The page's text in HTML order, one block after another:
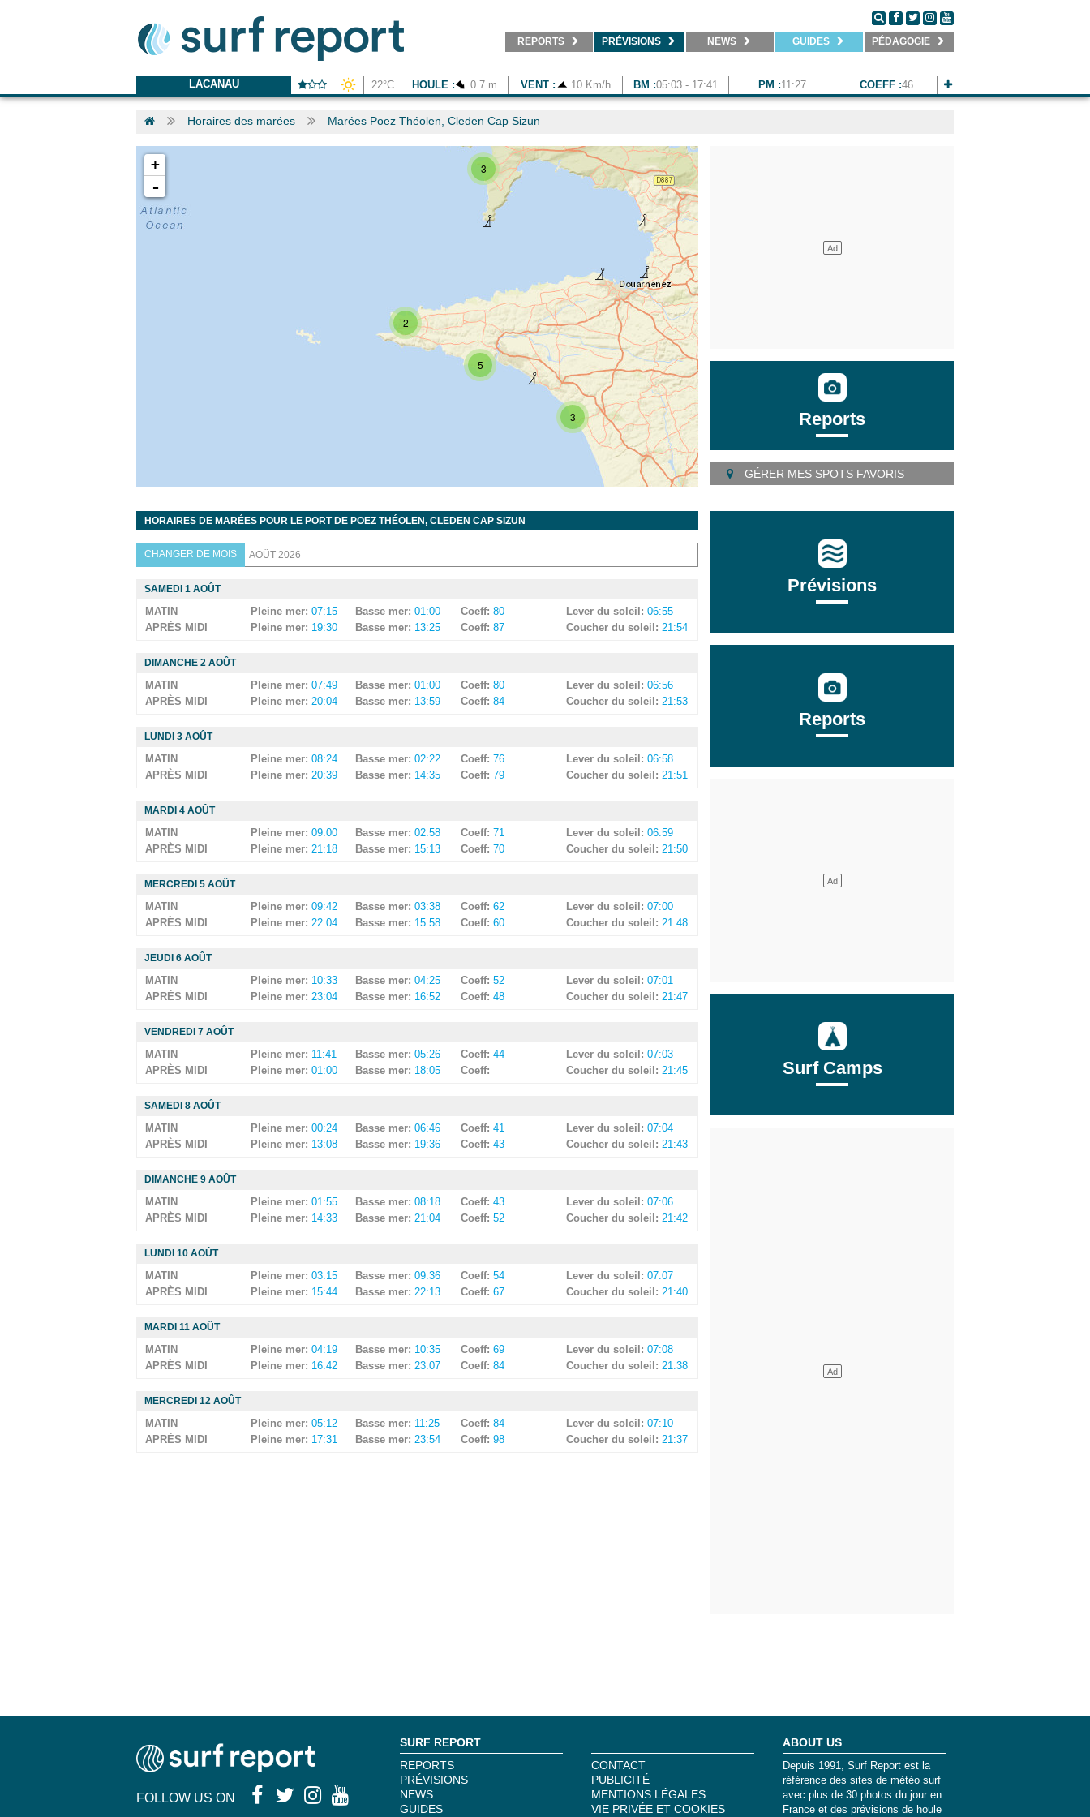
REPORTS PRÉVISIONS NEWS GUIDES PÉDAGOGIE
LACANAU 22°C HOULE : 0.7 m VENT : 10 Km/h BM :05:03 - 17:41 PM :11:27 COEFF :46
Horaires des marées Marées Poez Théolen, Cleden Cap Sizun
3
3
5
2
3
+
-
Reports
GÉRER MES SPOTS FAVORIS
HORAIRES DE MARÉES POUR LE PORT DE POEZ THÉOLEN, CLEDEN CAP SIZUN
CHANGER DE MOIS
SAMEDI 1 AOÛT
MATIN Pleine mer: 07:15 Basse mer: 01:00 Coeff: 80 Lever du soleil: 06:55
APRÈS MIDI
Pleine mer: 19:30 Basse mer: 13:25 Coeff: 87 Coucher du soleil: 21:54
DIMANCHE 2 AOÛT
MATIN Pleine mer: 07:49 Basse mer: 01:00 Coeff: 80 Lever du soleil: 06:56
APRÈS MIDI
Pleine mer: 20:04 Basse mer: 13:59 Coeff: 84 Coucher du soleil: 21:53
LUNDI 3 AOÛT
MATIN Pleine mer: 08:24 Basse mer: 02:22 Coeff: 76 Lever du soleil: 06:58
APRÈS MIDI
Pleine mer: 20:39 Basse mer: 14:35 Coeff: 79 Coucher du soleil: 21:51
MARDI 4 AOÛT
MATIN Pleine mer: 09:00 Basse mer: 02:58 Coeff: 71 Lever du soleil: 06:59
APRÈS MIDI
Pleine mer: 21:18 Basse mer: 15:13 Coeff: 70 Coucher du soleil: 21:50
MERCREDI 5 AOÛT
MATIN Pleine mer: 09:42 Basse mer: 03:38 Coeff: 62 Lever du soleil: 07:00
APRÈS MIDI
Pleine mer: 22:04 Basse mer: 15:58 Coeff: 60 Coucher du soleil: 21:48
JEUDI 6 AOÛT
MATIN Pleine mer: 10:33 Basse mer: 04:25 Coeff: 52 Lever du soleil: 07:01
APRÈS MIDI
Pleine mer: 23:04 Basse mer: 16:52 Coeff: 48 Coucher du soleil: 21:47
VENDREDI 7 AOÛT
MATIN Pleine mer: 11:41 Basse mer: 05:26 Coeff: 44 Lever du soleil: 07:03
APRÈS MIDI
Pleine mer: 01:00 Basse mer: 18:05 Coeff: Coucher du soleil: 21:45
SAMEDI 8 AOÛT
MATIN Pleine mer: 00:24 Basse mer: 06:46 Coeff: 41 Lever du soleil: 07:04
APRÈS MIDI
Pleine mer: 13:08 Basse mer: 19:36 Coeff: 43 Coucher du soleil: 21:43
DIMANCHE 9 AOÛT
MATIN Pleine mer: 01:55 Basse mer: 08:18 Coeff: 43 Lever du soleil: 07:06
APRÈS MIDI
Pleine mer: 14:33 Basse mer: 21:04 Coeff: 52 Coucher du soleil: 21:42
LUNDI 10 AOÛT
MATIN Pleine mer: 03:15 Basse mer: 09:36 Coeff: 54 Lever du soleil: 07:07
APRÈS MIDI
Pleine mer: 15:44 Basse mer: 22:13 Coeff: 67 Coucher du soleil: 21:40
MARDI 11 AOÛT
MATIN Pleine mer: 04:19 Basse mer: 10:35 Coeff: 69 Lever du soleil: 07:08
APRÈS MIDI
Pleine mer: 16:42 Basse mer: 23:07 Coeff: 84 Coucher du soleil: 21:38
MERCREDI 12 AOÛT
MATIN Pleine mer: 05:12 Basse mer: 11:25 Coeff: 84 Lever du soleil: 07:10
APRÈS MIDI
Pleine mer: 17:31 Basse mer: 23:54 Coeff: 98 Coucher du soleil: 21:37
Prévisions
Reports
Surf Camps
FOLLOW US ON
SURF REPORT
REPORTS
PRÉVISIONS
NEWS
GUIDES
CONTACT
PUBLICITÉ
MENTIONS LÉGALES
VIE PRIVÉE ET COOKIES
ABOUT US
Depuis 1991, Surf Report est la
référence des sites de météo surf
avec plus de 30 photos du jour en
France et des prévisions de houle